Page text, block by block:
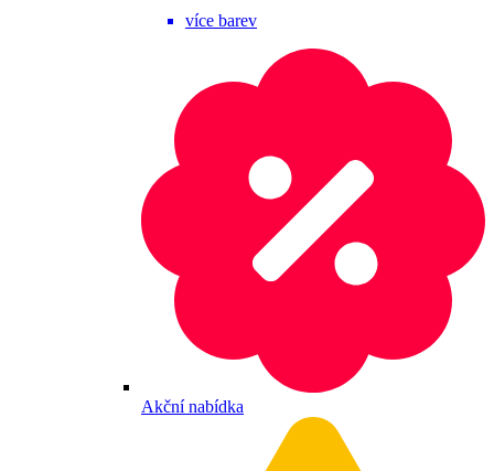
více barev
Akční nabídka